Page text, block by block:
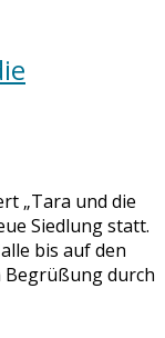
„Tara und die
Siedlung statt.
bis auf den
Begrüßung durch